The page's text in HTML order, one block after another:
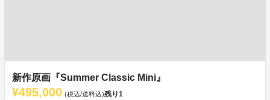
新作原画『Summer Classic Mini』
¥495,000 (税込/送料込)残り1